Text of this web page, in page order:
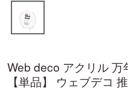
Web deco アクリル 万
【単品】 ウェブデコ